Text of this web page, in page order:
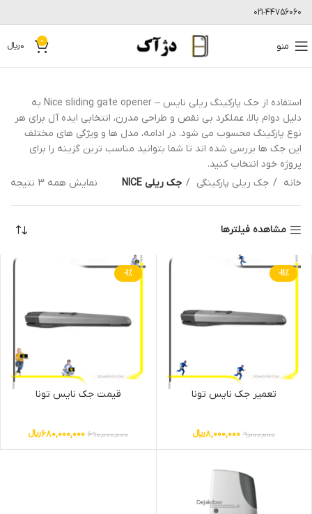
021-44756060
منو 0
0﷼
استفاده از جک پارکینگ ریلی نایس – Nice sliding gate opener به
دلیل دوام بالا، عملکرد بی نقص و طراحی مدرن، انتخابی ایده آل برای هر
نوع پارکینگ محسوب می شود. در ادامه، مدل ها و ویژگی های مختلف
این جک ها بررسی شده اند تا شما بتوانید مناسب ترین گزینه را برای
پروژه خود انتخاب کنید.
خانه
جک ریلی پارکینگی جک ریلی NICE نمایش همه 3 نتیجه
مشاهده فیلترها
-11%
تعمیر جک نایس تونا
9,000,000
8,000,000﷼
-1%
قیمت جک نایس تونا
690,000,000
680,000,000﷼